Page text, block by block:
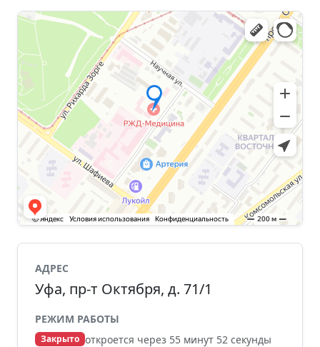
АДРЕС
Уфа, пр-т Октября, д. 71/1
РЕЖИМ РАБОТЫ
Закрыто откроется через 55 минут 52 секунды